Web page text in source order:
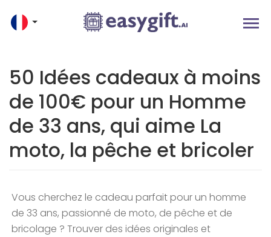
50 Idées cadeaux à moins
de 100€ pour un Homme
de 33 ans, qui aime La
moto, la pêche et bricoler
Vous cherchez le cadeau parfait pour un homme
de 33 ans, passionné de moto, de pêche et de
bricolage ? Trouver des idées originales et